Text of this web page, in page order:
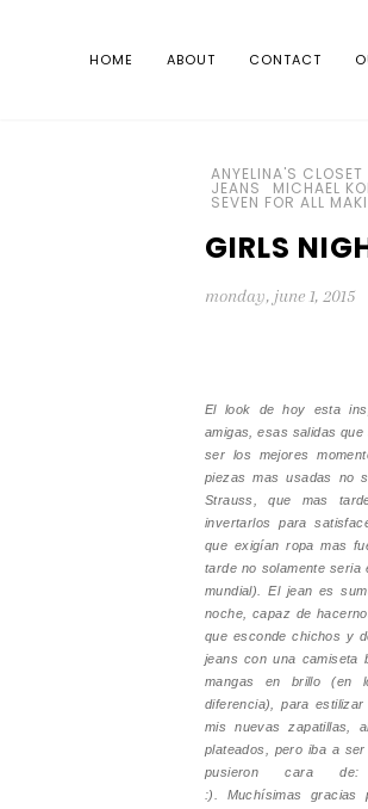
HOME ABOUT CONTACT
ANYELINA'S CLOSET
JEANS MICHAEL
SEVEN FOR ALL
GIRLS
monday, june 1, 2015
El look de hoy esta
amigas, esas salidas
ser los mejores
piezas mas usadas no
Strauss, que mas
invertarlos para
que exigían ropa mas
tarde no solamente seria
mundial). El jean es
noche, capaz de
que esconde chichos y
jeans con una camiseta
mangas en brillo (en
diferencia), para
mis nuevas zapatillas,
plateados, pero iba a
pusieron cara
:). Muchísimas gracias